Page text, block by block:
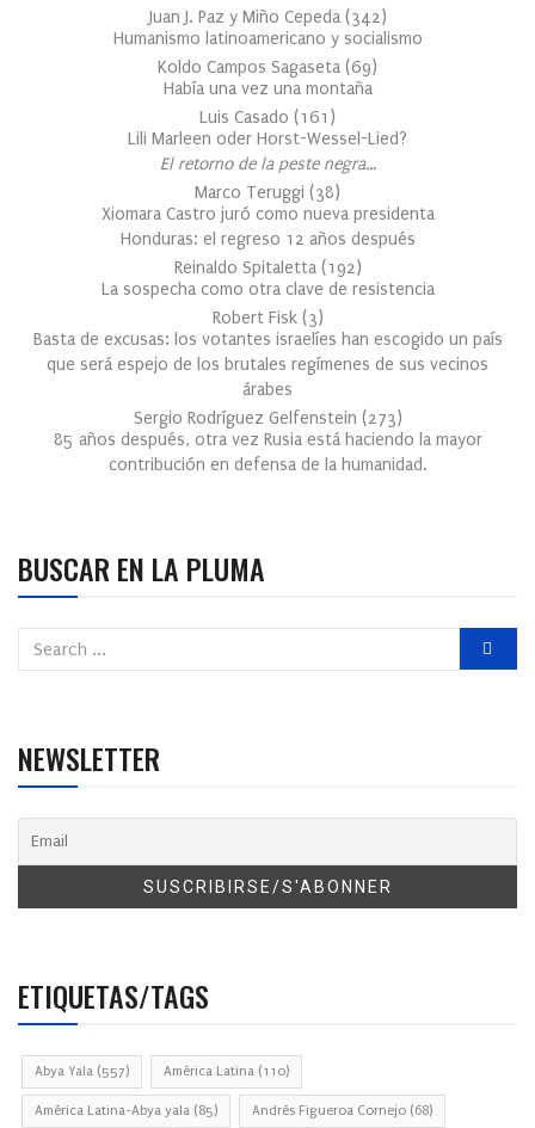
Juan J. Paz y Miño Cepeda (342)
Humanismo latinoamericano y socialismo
Koldo Campos Sagaseta (69)
Había una vez una montaña
Luis Casado (161 )
Lili Marleen oder Horst-Wessel-Lied?
El retorno de la peste negra…
Marco Teruggi (38)
Xiomara Castro juró como nueva presidenta
Honduras: el regreso 12 años después
Reinaldo Spitaletta (192)
La sospecha como otra clave de resistencia
Robert Fisk (3)
Basta de excusas: los votantes israelíes han escogido un país
que será espejo de los brutales regímenes de sus vecinos
árabes
Sergio Rodríguez Gelfenstein (273)
85 años después, otra vez Rusia está haciendo la mayor
contribución en defensa de la humanidad.
BUSCAR EN LA PLUMA
NEWSLETTER
ETIQUETAS/TAGS
Abya Yala (557) América Latina (110)
América Latina-Abya yala (85) Andrés Figueroa Cornejo (68)